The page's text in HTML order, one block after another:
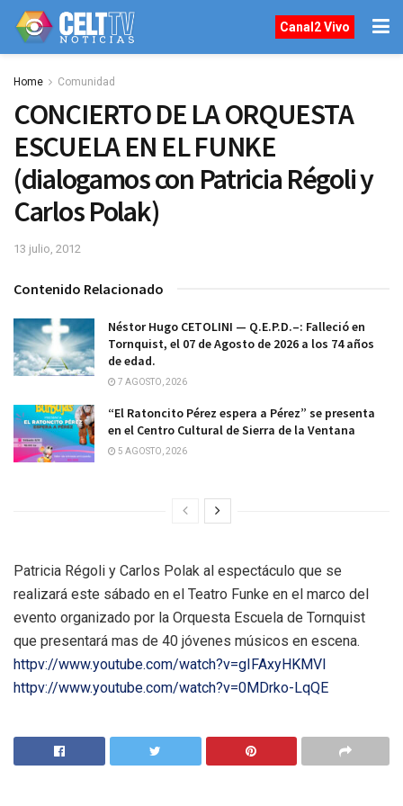
Canal2 Vivo
Home Comunidad
CONCIERTO DE LA ORQUESTA
ESCUELA EN EL FUNKE
(dialogamos con Patricia Régoli y
Carlos Polak)
13 julio, 2012
Contenido Relacionado
Néstor Hugo CETOLINI — Q.E.P.D.–: Falleció en
Tornquist, el 07 de Agosto de 2026 a los 74 años
de edad.
7 AGOSTO, 2026
“El Ratoncito Pérez espera a Pérez” se presenta
en el Centro Cultural de Sierra de la Ventana
5 AGOSTO, 2026
Patricia Régoli y Carlos Polak al espectáculo que se
realizará este sábado en el Teatro Funke en el marco del
evento organizado por la Orquesta Escuela de Tornquist
que presentará mas de 40 jóvenes músicos en escena.
httpv://www.youtube.com/watch?v=gIFAxyHKMVI
httpv://www.youtube.com/watch?v=0MDrko-LqQE